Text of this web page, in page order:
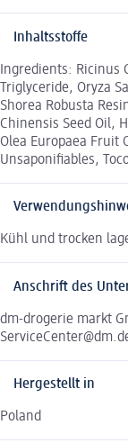
Inhaltsstoffe
Ingredients: Ricinus
Triglyceride, Oryza
Shorea Robusta
Chinensis Seed Oil,
Olea Europaea Fruit
Unsaponifiables,
Kühl und trocken
Anschrift des
dm-drogerie markt
Hergestellt in
Poland